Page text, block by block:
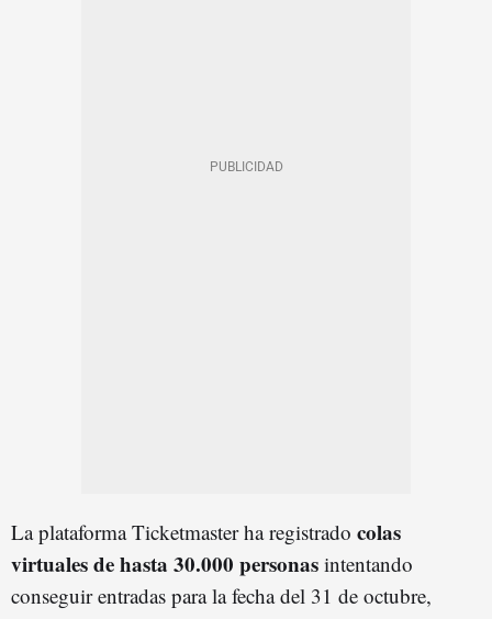
La plataforma Ticketmaster ha registrado colas
virtuales de hasta 30.000 personas intentando
conseguir entradas para la fecha del 31 de octubre,